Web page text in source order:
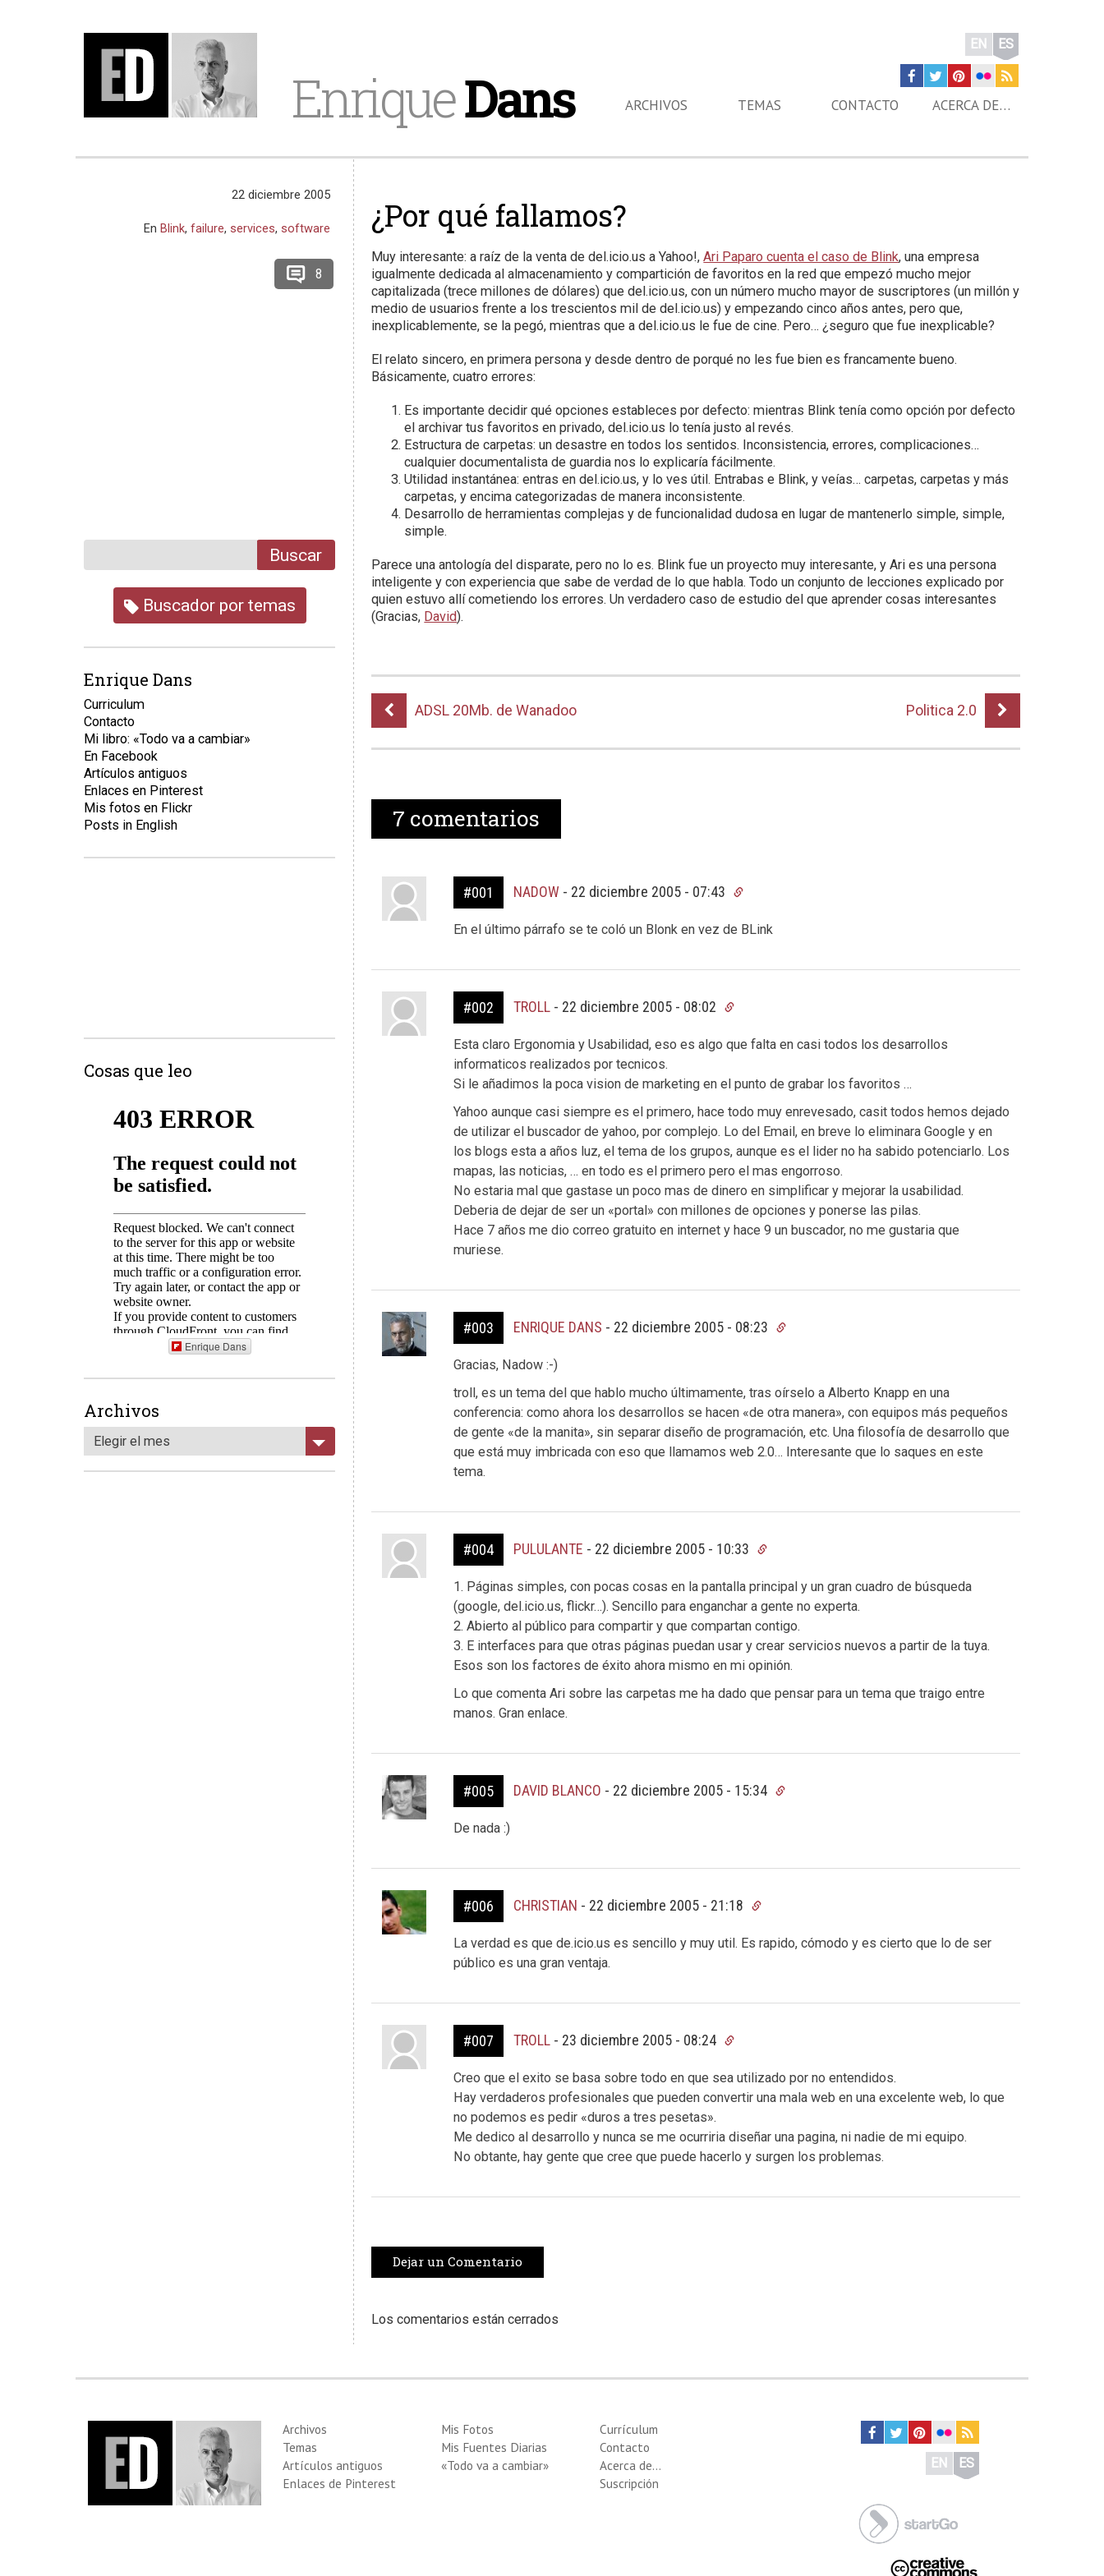
EnriqueDans
EN ES
ARCHIVOS TEMAS CONTACTO ACERCA DE…
¿Por qué fallamos?
Muy interesante: a raíz de la venta de del.icio.us a Yahoo!,Ari Paparo cuenta el caso de Blink, una empresa
igualmente dedicada al almacenamiento y compartición de favoritos en la red que empezó mucho mejor
capitalizada (trece millones de dólares) que del.icio.us, con un número mucho mayor de suscriptores (un millón y
medio de usuarios frente a los trescientos mil de del.icio.us) y empezando cinco años antes, pero que,
inexplicablemente, se la pegó, mientras que a del.icio.us le fue de cine. Pero… ¿seguro que fue inexplicable?
El relato sincero, en primera persona y desde dentro de porqué no les fue bien es francamente bueno.
Básicamente, cuatro errores:
Es importante decidir qué opciones estableces por defecto: mientras Blink tenía como opción por defecto
el archivar tus favoritos en privado, del.icio.us lo tenía justo al revés.
Estructura de carpetas: un desastre en todos los sentidos. Inconsistencia, errores, complicaciones…
cualquier documentalista de guardia nos lo explicaría fácilmente.
Utilidad instantánea: entras en del.icio.us, y lo ves útil. Entrabas e Blink, y veías… carpetas, carpetas y más
carpetas, y encima categorizadas de manera inconsistente.
Desarrollo de herramientas complejas y de funcionalidad dudosa en lugar de mantenerlo simple, simple,
simple.
Parece una antología del disparate, pero no lo es. Blink fue un proyecto muy interesante, y Ari es una persona
inteligente y con experiencia que sabe de verdad de lo que habla. Todo un conjunto de lecciones explicado por
quien estuvo allí cometiendo los errores. Un verdadero caso de estudio del que aprender cosas interesantes
(Gracias, David).
ADSL 20Mb. de Wanadoo Politica 2.0
7 comentarios
#001 NADOW- 22 diciembre 2005 - 07:43
En el último párrafo se te coló un Blonk en vez de BLink
#002 TROLL- 22 diciembre 2005 - 08:02
Esta claro Ergonomia y Usabilidad, eso es algo que falta en casi todos los desarrollos
informaticos realizados por tecnicos.
Si le añadimos la poca vision de marketing en el punto de grabar los favoritos …
Yahoo aunque casi siempre es el primero, hace todo muy enrevesado, casit todos hemos dejado
de utilizar el buscador de yahoo, por complejo. Lo del Email, en breve lo eliminara Google y en
los blogs esta a años luz, el tema de los grupos, aunque es el lider no ha sabido potenciarlo. Los
mapas, las noticias, … en todo es el primero pero el mas engorroso.
No estaria mal que gastase un poco mas de dinero en simplificar y mejorar la usabilidad.
Deberia de dejar de ser un «portal» con millones de opciones y ponerse las pilas.
Hace 7 años me dio correo gratuito en internet y hace 9 un buscador, no me gustaria que
muriese.
#003 ENRIQUE DANS - 22 diciembre 2005 - 08:23
Gracias, Nadow :-)
troll, es un tema del que hablo mucho últimamente, tras oírselo a Alberto Knapp en una
conferencia: como ahora los desarrollos se hacen «de otra manera», con equipos más pequeños
de gente «de la manita», sin separar diseño de programación, etc. Una filosofía de desarrollo que
que está muy imbricada con eso que llamamos web 2.0… Interesante que lo saques en este
tema.
#004 PULULANTE - 22 diciembre 2005 - 10:33
1. Páginas simples, con pocas cosas en la pantalla principal y un gran cuadro de búsqueda
(google, del.icio.us, flickr…). Sencillo para enganchar a gente no experta.
2. Abierto al público para compartir y que compartan contigo.
3. E interfaces para que otras páginas puedan usar y crear servicios nuevos a partir de la tuya.
Esos son los factores de éxito ahora mismo en mi opinión.
Lo que comenta Ari sobre las carpetas me ha dado que pensar para un tema que traigo entre
manos. Gran enlace.
#005 DAVID BLANCO - 22 diciembre 2005 - 15:34
De nada :)
#006 CHRISTIAN - 22 diciembre 2005 - 21:18
La verdad es que de.icio.us es sencillo y muy util. Es rapido, cómodo y es cierto que lo de ser
público es una gran ventaja.
#007 TROLL- 23 diciembre 2005 - 08:24
Creo que el exito se basa sobre todo en que sea utilizado por no entendidos.
Hay verdaderos profesionales que pueden convertir una mala web en una excelente web, lo que
no podemos es pedir «duros a tres pesetas».
Me dedico al desarrollo y nunca se me ocurriria diseñar una pagina, ni nadie de mi equipo.
No obtante, hay gente que cree que puede hacerlo y surgen los problemas.
Dejar un Comentario
Los comentarios están cerrados
22 diciembre 2005
EnBlink,failure, services, software
8
Buscar
Buscador por temas
Enrique Dans
Curriculum
Contacto
Mi libro: «Todo va a cambiar»
En Facebook
Artículos antiguos
Enlaces en Pinterest
Mis fotos en Flickr
Posts in English
Cosas que leo
Enrique Dans
Archivos
Elegir el mes
Archivos
Temas
Artículos antiguos
Enlaces de Pinterest
Mis Fotos
Mis Fuentes Diarias
«Todo va a cambiar»
Currículum
Contacto
Acerca de…
Suscripción
EN ES